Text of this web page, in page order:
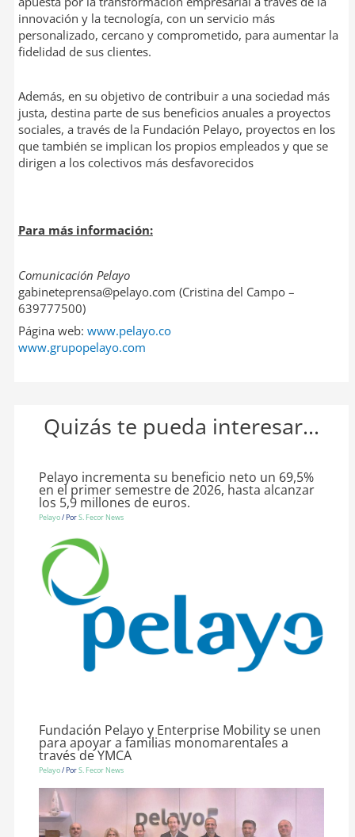
innovación y la tecnología, con un servicio más
personalizado, cercano y comprometido, para aumentar la
fidelidad de sus clientes.
Además, en su objetivo de contribuir a una sociedad más
justa, destina parte de sus beneficios anuales a proyectos
sociales, a través de la Fundación Pelayo, proyectos en los
que también se implican los propios empleados y que se
dirigen a los colectivos más desfavorecidos
Para más información:
Comunicación Pelayo
gabineteprensa@pelayo.com (Cristina del Campo –
639777500)
Página web: www.pelayo.co
www.grupopelayo.com
Quizás te pueda interesar...
Pelayo incrementa su beneficio neto un 69,5%
en el primer semestre de 2026, hasta alcanzar
los 5,9 millones de euros.
Pelayo/ PorS. Fecor News
Fundación Pelayo y Enterprise Mobility se unen
para apoyar a familias monomarentales a
través de YMCA
Pelayo/ PorS. Fecor News